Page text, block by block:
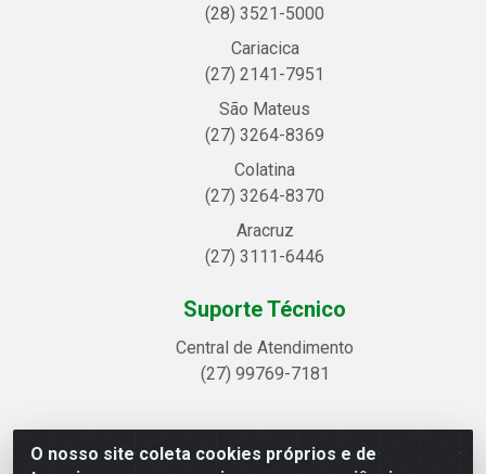
O nosso site coleta cookies próprios e de
(28) 3521-5000
Cariacica
(27) 2141-7951
São Mateus
(27) 3264-8369
Colatina
(27) 3264-8370
Aracruz
(27) 3111-6446
Suporte Técnico
Central de Atendimento
(27) 99769-7181
Linhavix Distribuidora LTDA - Avenida Alegre, 2521 -